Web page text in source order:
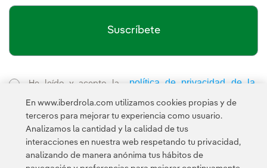
Suscríbete
He leído y acepto la
política de privacidad de la
Newsletter
Enlace externo, se abre en ventana nueva.
Esta página está protegida por reCAPTCHA y se aplican la
Política de privacidad y los
En www.iberdrola.com utilizamos cookies propias y de
terceros para mejorar tu experiencia como usuario.
Analizamos la cantidad y la calidad de tus
interacciones en nuestra web respetando tu privacidad,
analizando de manera anónima tus hábitos de